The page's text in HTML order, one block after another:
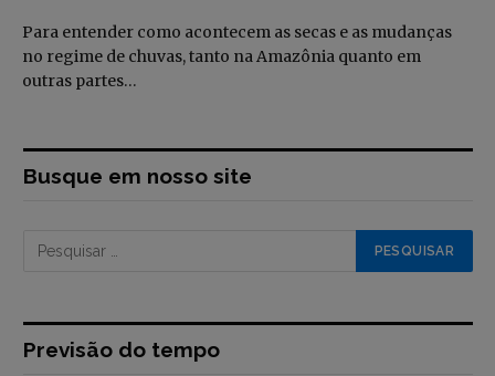
Para entender como acontecem as secas e as mudanças
no regime de chuvas, tanto na Amazônia quanto em
outras partes…
Busque em nosso site
Previsão do tempo